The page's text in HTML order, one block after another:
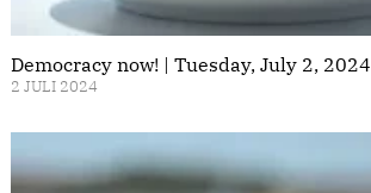
Democracy now! | Tuesday, July 2, 2024
2 JULI 2024